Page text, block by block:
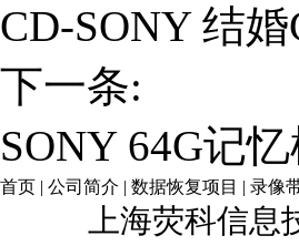
CD-SONY 结
下一条:
SONY 64G记
首页 | 公司简介 | 数据恢复项目 | 录像
上海荧科信